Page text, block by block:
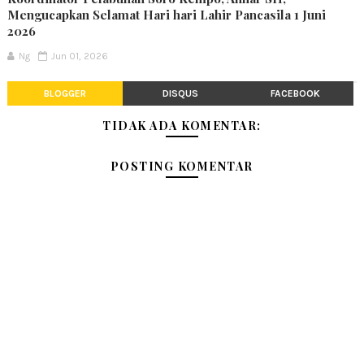
Mengucapkan Selamat Hari hari Lahir Pancasila 1 Juni
2026
Ng Jun 01, 2026
BLOGGER DISQUS FACEBOOK
TIDAK ADA KOMENTAR:
POSTING KOMENTAR